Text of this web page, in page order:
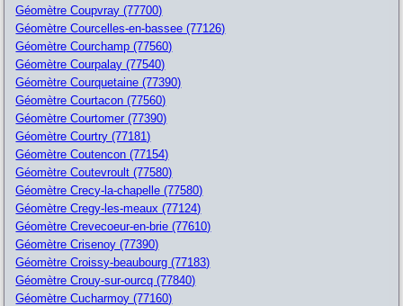
Géomètre Coupvray (77700)
Géomètre Courcelles-en-bassee (77126)
Géomètre Courchamp (77560)
Géomètre Courpalay (77540)
Géomètre Courquetaine (77390)
Géomètre Courtacon (77560)
Géomètre Courtomer (77390)
Géomètre Courtry (77181)
Géomètre Coutencon (77154)
Géomètre Coutevroult (77580)
Géomètre Crecy-la-chapelle (77580)
Géomètre Cregy-les-meaux (77124)
Géomètre Crevecoeur-en-brie (77610)
Géomètre Crisenoy (77390)
Géomètre Croissy-beaubourg (77183)
Géomètre Crouy-sur-ourcq (77840)
Géomètre Cucharmoy (77160)